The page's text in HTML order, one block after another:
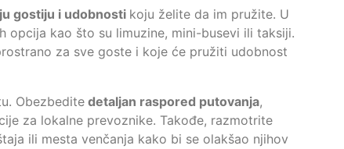
gostiju i udobnosti koju želite da im pružite. U
kao što su limuzine, mini-busevi ili taksiji.
za sve goste i koje će pružiti udobnost
Obezbedite detaljan raspored putovanja,
za lokalne prevoznike. Takođe, razmotrite
ili mesta venčanja kako bi se olakšao njihov